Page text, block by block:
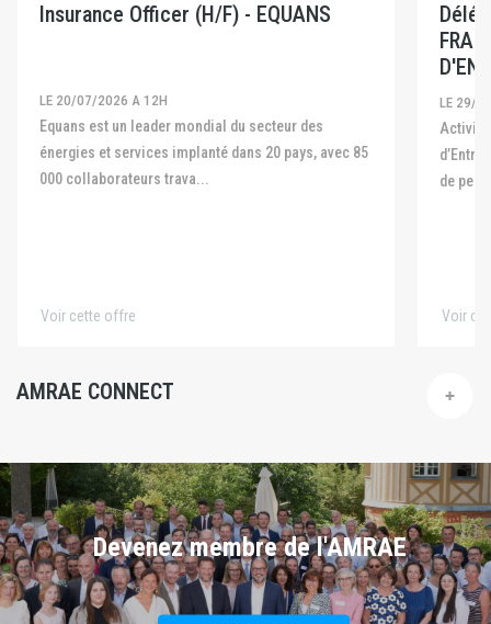
Insurance Officer (H/F) - EQUANS
LE 20/07/2026 A 12H
Equans est un leader mondial du secteur des
énergies et services implanté dans 20 pays, avec 85
000 collaborateurs trava...
Voir cette offre
LE 29/
Activité La Fédération Française des Captives
de
Voir
AMRAE CONNECT
Devenez membre de l'AMRAE